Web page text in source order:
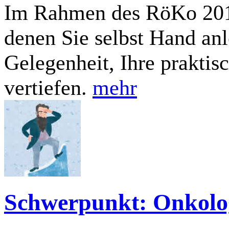
Im Rahmen des RöKo
denen Sie selbst Hand
Gelegenheit, Ihre
vertiefen. mehr
Schwerpunkt: